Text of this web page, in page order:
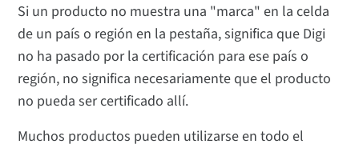
Si un producto no muestra una "marca" en la celda
de un país o región en la pestaña, significa que Digi
no ha pasado por la certificación para ese país o
región, no significa necesariamente que el producto
no pueda ser certificado allí.
Muchos productos pueden utilizarse en todo el